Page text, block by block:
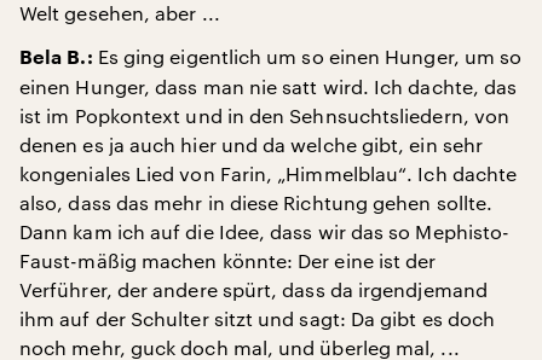
Welt gesehen, aber ...
Bela B.: Es ging eigentlich um so einen Hunger, um so
einen Hunger, dass man nie satt wird. Ich dachte, das
ist im Popkontext und in den Sehnsuchtsliedern, von
denen es ja auch hier und da welche gibt, ein sehr
kongeniales Lied von Farin, „Himmelblau“. Ich dachte
also, dass das mehr in diese Richtung gehen sollte.
Dann kam ich auf die Idee, dass wir das so Mephisto-
Faust-mäßig machen könnte: Der eine ist der
Verführer, der andere spürt, dass da irgendjemand
ihm auf der Schulter sitzt und sagt: Da gibt es doch
noch mehr, guck doch mal, und überleg mal, ...